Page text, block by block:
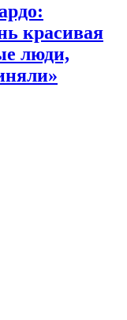
красивая
люди,